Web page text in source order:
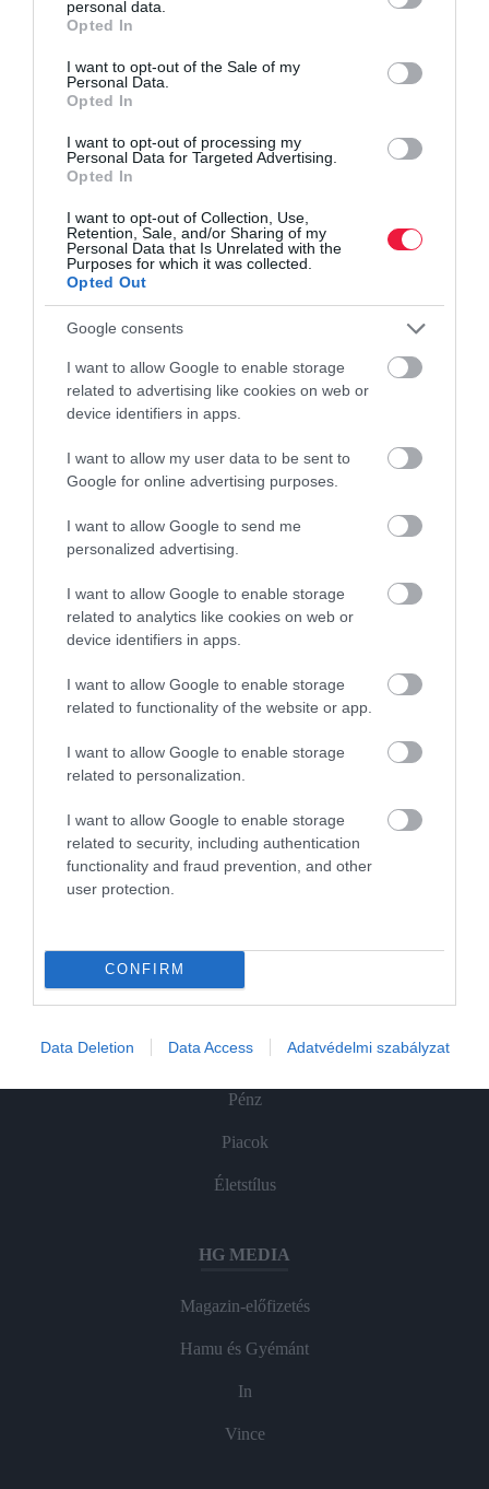
grant or deny consent to Google and its third-party tags to
use your data for below specified purposes in below Google
consent section.
personal data.
Opted In
I want to opt-out of the Sale of my
Personal Data.
Opted In
I want to opt-out of processing my
Personal Data for Targeted Advertising.
Opted In
I want to opt-out of Collection, Use,
Retention, Sale, and/or Sharing of my
Personal Data that Is Unrelated with the
Purposes for which it was collected.
Opted Out
Google consents
I want to allow Google to enable storage
related to advertising like cookies on web or
device identifiers in apps.
I want to allow my user data to be sent to
Google for online advertising purposes.
I want to allow Google to send me
personalized advertising.
I want to allow Google to enable storage
related to analytics like cookies on web or
device identifiers in apps.
I want to allow Google to enable storage
related to functionality of the website or app.
I want to allow Google to enable storage
related to personalization.
I want to allow Google to enable storage
related to security, including authentication
functionality and fraud prevention, and other
user protection.
CONFIRM
Data Deletion Data Access Adatvédelmi szabályzat
Hivatalos, megvan a döntés a 14. havi nyugdíjról
A kormány döntött a 14. havi nyugdíj bevezetéséről, ami
részletekben történik majd - jelentette ki a Miniszterelnökséget
vezető miniszter a Kormányinfón. A kamatstopot
ROVATOK
Agrár
Pénz
Piacok
Életstílus
HG MEDIA
Magazin-előfizetés
Hamu és Gyémánt
In
Vince